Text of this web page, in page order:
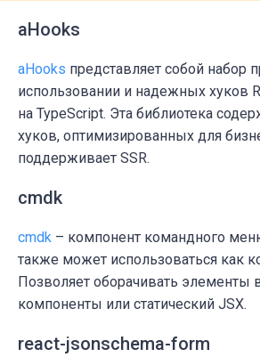
aHooks
aHooks представляет собой набор
использовании и надежных хуков
на TypeScript. Эта библиотека
хуков, оптимизированных для
поддерживает SSR.
cmdk
cmdk – компонент командного
также может использоваться как
Позволяет оборачивать элементы
компоненты или статический JSX.
react-jsonschema-form